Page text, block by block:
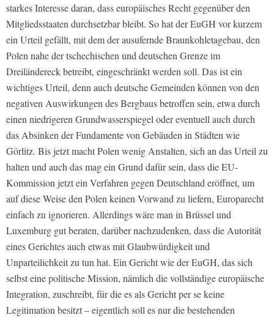
starkes Interesse daran, dass europäisches Recht gegenüber den
Mitgliedsstaaten durchsetzbar bleibt. So hat der EuGH vor kurzem
ein Urteil gefällt, mit dem der ausufernde Braunkohletagebau, den
Polen nahe der tschechischen und deutschen Grenze im
Dreiländereck betreibt, eingeschränkt werden soll. Das ist ein
wichtiges Urteil, denn auch deutsche Gemeinden können von den
negativen Auswirkungen des Bergbaus betroffen sein, etwa durch
einen niedrigeren Grundwasserspiegel oder eventuell auch durch
das Absinken der Fundamente von Gebäuden in Städten wie
Görlitz. Bis jetzt macht Polen wenig Anstalten, sich an das Urteil zu
halten und auch das mag ein Grund dafür sein, dass die EU-
Kommission jetzt ein Verfahren gegen Deutschland eröffnet, um
auf diese Weise den Polen keinen Vorwand zu liefern, Europarecht
einfach zu ignorieren. Allerdings wäre man in Brüssel und
Luxemburg gut beraten, darüber nachzudenken, dass die Autorität
eines Gerichtes auch etwas mit Glaubwürdigkeit und
Unparteilichkeit zu tun hat. Ein Gericht wie der EuGH, das sich
selbst eine politische Mission, nämlich die vollständige europäische
Integration, zuschreibt, für die es als Gericht per se keine
Legitimation besitzt – eigentlich soll es nur die bestehenden